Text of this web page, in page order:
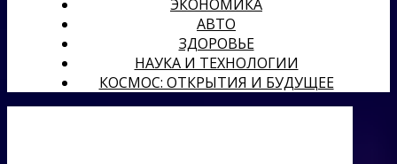
ЭКОНОМИКА
АВТО
ЗДОРОВЬЕ
НАУКА И ТЕХНОЛОГИИ
КОСМОС: ОТКРЫТИЯ И БУДУЩЕЕ